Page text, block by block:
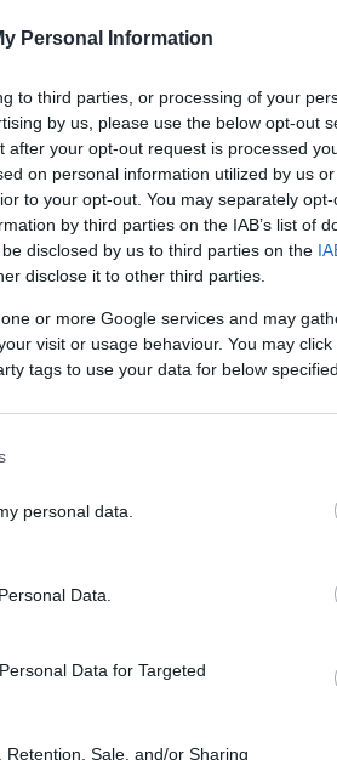
Personal Information
to third parties, or processing of your
by us, please use the below opt-out
after your opt-out request is processed
on personal information utilized by us
to your opt-out. You may separately
by third parties on the IAB’s list of
disclosed by us to third parties on the
disclose it to other third parties.
or more Google services and may
visit or usage behaviour. You may
tags to use your data for below
personal data.
Data.
Data for Targeted
Sale, and/or Sharing
valakinek, holott
gyorsforgalmi úthálózat
még idén lezárják,
fejlesztéseket
es, az M7-es és az
illetve az M81-es
nem akarja az állam